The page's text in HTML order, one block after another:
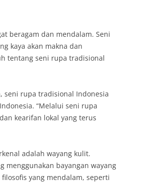
beragam dan mendalam. Seni
kaya akan makna dan
tentang seni rupa tradisional
seni rupa tradisional Indonesia
“Melalui seni rupa
kearifan lokal yang terus
adalah wayang kulit.
menggunakan bayangan wayang
yang mendalam, seperti